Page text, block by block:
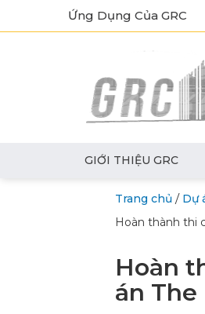
Ứng Dụng Của GRC
GIỚI THIỆU GRC
Trang chủ / Dự
Hoàn thành thi
Hoàn
án